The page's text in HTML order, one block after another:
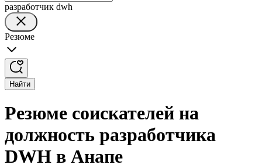
разработчик dwh
Резюме
Найти
Резюме соискателей на
должность разработчика
DWH в Анапе